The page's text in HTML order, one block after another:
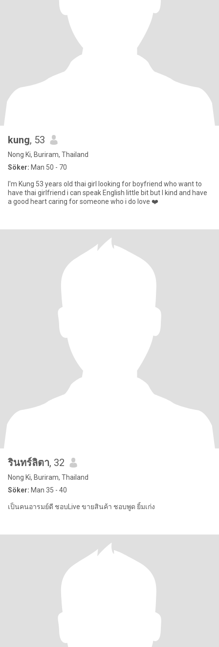
kung, 53
Nong Ki, Buriram, Thailand
Söker: Man 50 - 70
I'm Kung 53 years old thai girl looking for boyfriend who want to
have thai girlfriend i can speak English little bit but I kind and have
a good heart caring for someone who i do love ❤️
รินทร์ลิตา, 32
Nong Ki, Buriram, Thailand
Söker: Man 35 - 40
เป็นคนอารมย์ดี ชอบLive ขายสินค้า ชอบพูด ยิ้มเก่ง